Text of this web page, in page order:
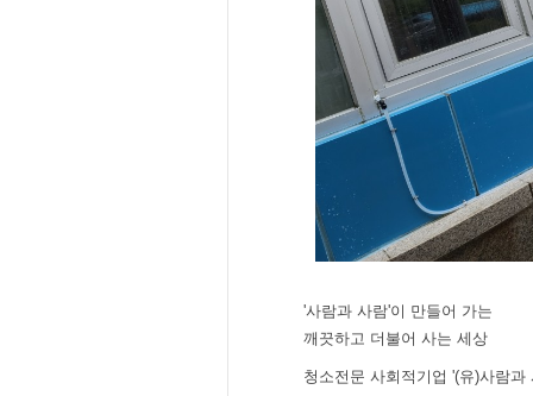
'사람과 사람'이 만들어 가는
깨끗하고 더불어 사는 세상
청소전문 사회적기업 '(유)사람과